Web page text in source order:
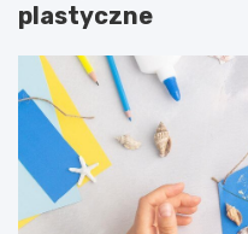
plastyczne